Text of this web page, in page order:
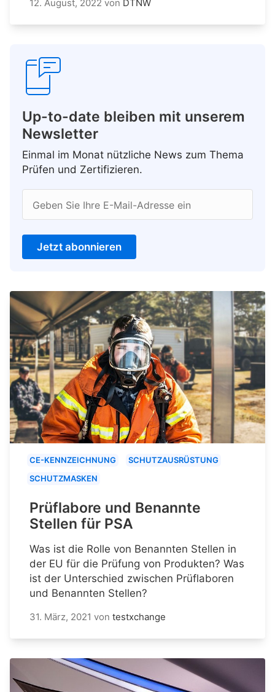
12. August, 2022 von DTNW
Up-to-date bleiben mit unserem
Newsletter
Einmal im Monat nützliche News zum Thema
Prüfen und Zertifizieren.
Geben Sie Ihre E-Mail-Adresse ein
Jetzt abonnieren
CE-KENNZEICHNUNG
SCHUTZAUSRÜSTUNG
SCHUTZMASKEN
Prüflabore und Benannte
Stellen für PSA
Was ist die Rolle von Benannten Stellen in
der EU für die Prüfung von Produkten? Was
ist der Unterschied zwischen Prüflaboren
und Benannten Stellen?
31. März, 2021 von testxchange